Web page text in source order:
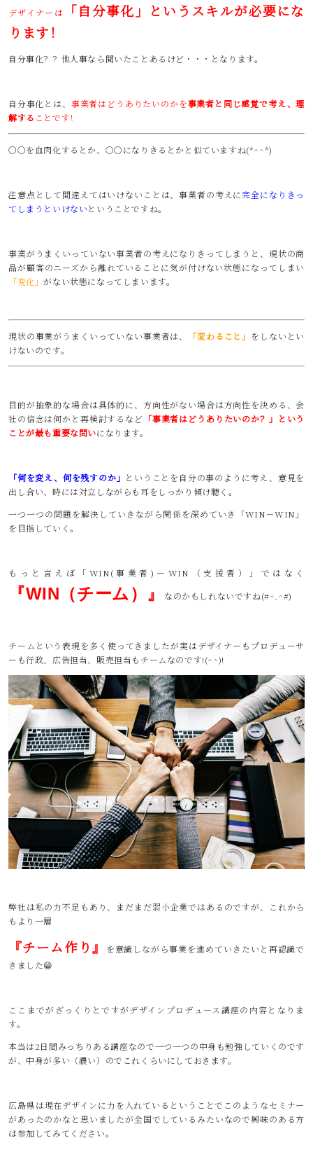
デザイナーは
「自分事化」というスキルが必要にな
ります！
自分事化？？他人事なら聞いたことあるけど・・・となります。
自分事化とは、 事業者はどうありたいのかを事業者と同じ感覚で考え、理
解する ことです！
○○を血肉化するとか、○○になりきるとかと似ていますね(*^^*)
注意点として間違えてはいけないことは、事業者の考えに完全になりきっ
てしまうといけないということですね。
事業がうまくいっていない事業者の考えになりきってしまうと、現状の商
品が顧客のニーズから離れていることに気が付けない状態になってしまい
「変化」がない状態になってしまいます。
現状の事業がうまくいっていない事業者は、 「変わること」 をしないとい
けないのです。
目的が抽象的な場合は具体的に、方向性がない場合は方向性を決める、会
社の信念は何かと再検討するなど 「事業者はどうありたいのか？」という
ことが最も重要な問いになります。
「何を変え、何を残すのか」 ということを自分の事のように考え、意見を
出し合い、時には対立しながらも耳をしっかり傾け聴く。
一つ一つの問題を解決していきながら関係を深めていき「WIN－WIN」
を目指していく。
もっと言えば「WIN(事業者)ーWIN（支援者）」ではなく
『WIN（チーム）』 なのかもしれないですね(#^.^#)
チームという表現を多く使ってきましたが実はデザイナーもプロデューサ
ーも行政、広告担当、販売担当もチームなのです!(^^)!
弊社は私の力不足もあり、まだまだ弱小企業ではあるのですが、これから
もより一層
『チーム作り』
を意識しながら事業を進めていきたいと再認識で
きました😁
ここまでがざっくりとですがデザインプロデュース講座の内容となりま
す。
本当は2日間みっちりある講座なので一つ一つの中身も勉強していくのです
が、中身が多い（濃い）のでこれくらいにしておきます。
広島県は現在デザインに力を入れているということでこのようなセミナー
があったのかなと思いましたが全国でしているみたいなので興味のある方
は参加してみてください。